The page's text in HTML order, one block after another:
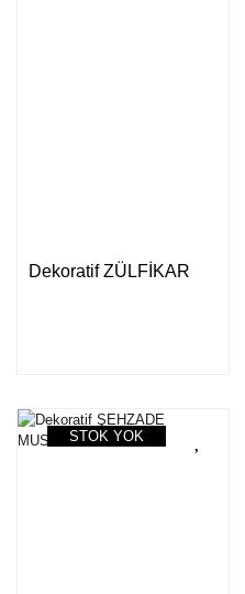
Dekoratif ZÜLFİKAR
STOK YOK